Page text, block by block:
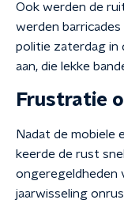
Ook werden de
werden
politie zaterdag in
aan, die lekke
Frustratie
Nadat de mobiele
keerde de rust
ongeregeldheden
jaarwisseling